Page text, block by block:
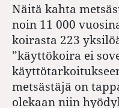
Näitä kahta
noin 11 000
koirasta 223
”käyttökoira ei
metsästäjä on
olekaan niin